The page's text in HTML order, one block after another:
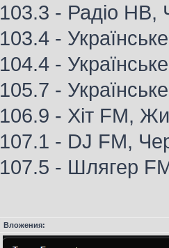
103.3 - Радіо НВ,
103.4 -
104.4 -
105.7 -
106.9 - Хіт FM,
107.1 - DJ FM,
107.5 - Шлягер
Вложения: